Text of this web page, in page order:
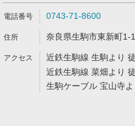
0743-71-8600
奈良県生駒市東新町1-
近鉄生駒線 生駒より
近鉄生駒線 菜畑より
生駒ケーブル 宝山寺